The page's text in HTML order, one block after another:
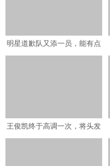
明星道歉队又添一员，能有点
王俊凯终于高调一次，将头发